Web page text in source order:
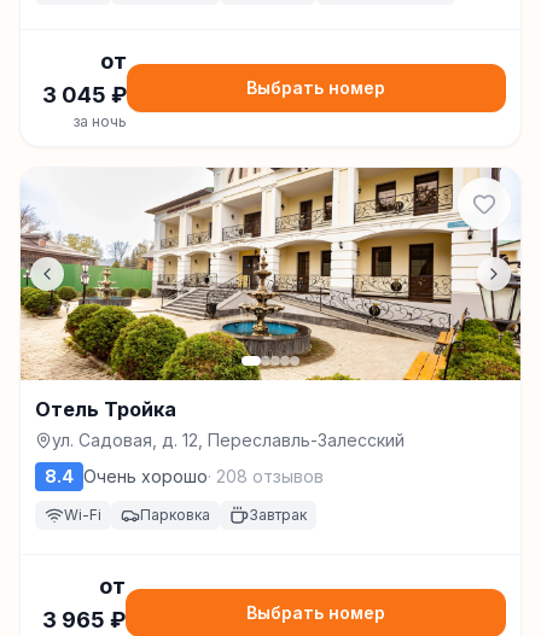
от
3 045 ₽
за ночь
Выбрать номер
Отель Тройка
ул. Садовая, д. 12, Переславль-Залесский
8.4 Очень хорошо· 208 отзывов
Wi-Fi Парковка Завтрак
от
3 965 ₽ Выбрать номер